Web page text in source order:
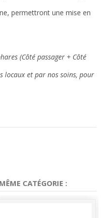
permettront une mise en
(Côté passager + Côté
locaux et par nos soins, pour
CATÉGORIE :